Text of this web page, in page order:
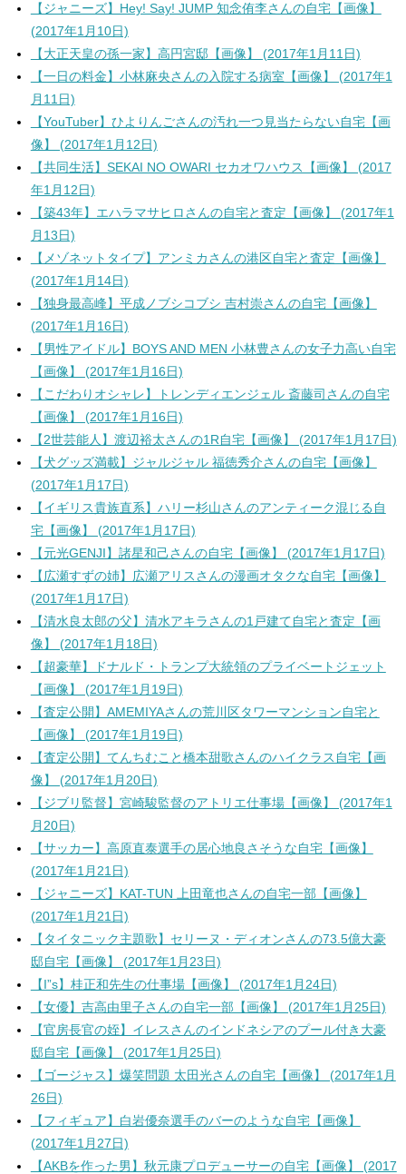
【ジャニーズ】Hey! Say! JUMP 知念侑李さんの自宅【画像】
(2017年1月10日)
【大正天皇の孫一家】高円宮邸【画像】 (2017年1月11日)
【一日の料金】小林麻央さんの入院する病室【画像】 (2017年1
月11日)
【YouTuber】ひよりんごさんの汚れ一つ見当たらない自宅【画
像】 (2017年1月12日)
【共同生活】SEKAI NO OWARI セカオワハウス【画像】 (2017
年1月12日)
【築43年】エハラマサヒロさんの自宅と査定【画像】 (2017年1
月13日)
【メゾネットタイプ】アンミカさんの港区自宅と査定【画像】
(2017年1月14日)
【独身最高峰】平成ノブシコブシ 吉村崇さんの自宅【画像】
(2017年1月16日)
【男性アイドル】BOYS AND MEN 小林豊さんの女子力高い自宅
【画像】 (2017年1月16日)
【こだわりオシャレ】トレンディエンジェル 斎藤司さんの自宅
【画像】 (2017年1月16日)
【2世芸能人】渡辺裕太さんの1R自宅【画像】 (2017年1月17日)
【犬グッズ満載】ジャルジャル 福徳秀介さんの自宅【画像】
(2017年1月17日)
【イギリス貴族直系】ハリー杉山さんのアンティーク混じる自
宅【画像】 (2017年1月17日)
【元光GENJI】諸星和己さんの自宅【画像】 (2017年1月17日)
【広瀬すずの姉】広瀬アリスさんの漫画オタクな自宅【画像】
(2017年1月17日)
【清水良太郎の父】清水アキラさんの1戸建て自宅と査定【画
像】 (2017年1月18日)
【超豪華】ドナルド・トランプ大統領のプライベートジェット
【画像】 (2017年1月19日)
【査定公開】AMEMIYAさんの荒川区タワーマンション自宅と
【画像】 (2017年1月19日)
【査定公開】てんちむこと橋本甜歌さんのハイクラス自宅【画
像】 (2017年1月20日)
【ジブリ監督】宮崎駿監督のアトリエ仕事場【画像】 (2017年1
月20日)
【サッカー】高原直泰選手の居心地良さそうな自宅【画像】
(2017年1月21日)
【ジャニーズ】KAT-TUN 上田竜也さんの自宅一部【画像】
(2017年1月21日)
【タイタニック主題歌】セリーヌ・ディオンさんの73.5億大豪
邸自宅【画像】 (2017年1月23日)
【I”s】桂正和先生の仕事場【画像】 (2017年1月24日)
【女優】吉高由里子さんの自宅一部【画像】 (2017年1月25日)
【官房長官の姪】イレスさんのインドネシアのプール付き大豪
邸自宅【画像】 (2017年1月25日)
【ゴージャス】爆笑問題 太田光さんの自宅【画像】 (2017年1月
26日)
【フィギュア】白岩優奈選手のバーのような自宅【画像】
(2017年1月27日)
【AKBを作った男】秋元康プロデューサーの自宅【画像】 (2017